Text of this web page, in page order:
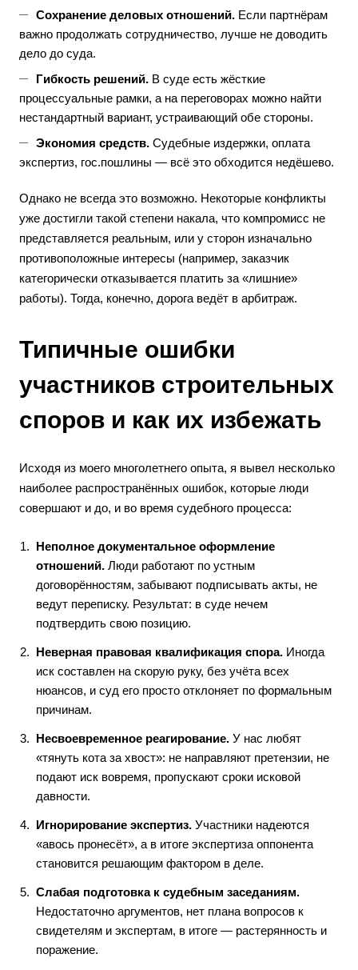
Сохранение деловых отношений. Если партнёрам
важно продолжать сотрудничество, лучше не доводить
дело до суда.
Гибкость решений. В суде есть жёсткие
процессуальные рамки, а на переговорах можно найти
нестандартный вариант, устраивающий обе стороны.
Экономия средств. Судебные издержки, оплата
экспертиз, гос.пошлины — всё это обходится недёшево.
Однако не всегда это возможно. Некоторые конфликты
уже достигли такой степени накала, что компромисс не
представляется реальным, или у сторон изначально
противоположные интересы (например, заказчик
категорически отказывается платить за «лишние»
работы). Тогда, конечно, дорога ведёт в арбитраж.
Типичные ошибки
участников строительных
споров и как их избежать
Исходя из моего многолетнего опыта, я вывел несколько
наиболее распространённых ошибок, которые люди
совершают и до, и во время судебного процесса:
Неполное документальное оформление
отношений. Люди работают по устным
договорённостям, забывают подписывать акты, не
ведут переписку. Результат: в суде нечем
подтвердить свою позицию.
Неверная правовая квалификация спора. Иногда
иск составлен на скорую руку, без учёта всех
нюансов, и суд его просто отклоняет по формальным
причинам.
Несвоевременное реагирование. У нас любят
«тянуть кота за хвост»: не направляют претензии, не
подают иск вовремя, пропускают сроки исковой
давности.
Игнорирование экспертиз. Участники надеются
«авось пронесёт», а в итоге экспертиза оппонента
становится решающим фактором в деле.
Слабая подготовка к судебным заседаниям.
Недостаточно аргументов, нет плана вопросов к
свидетелям и экспертам, в итоге — растерянность и
поражение.